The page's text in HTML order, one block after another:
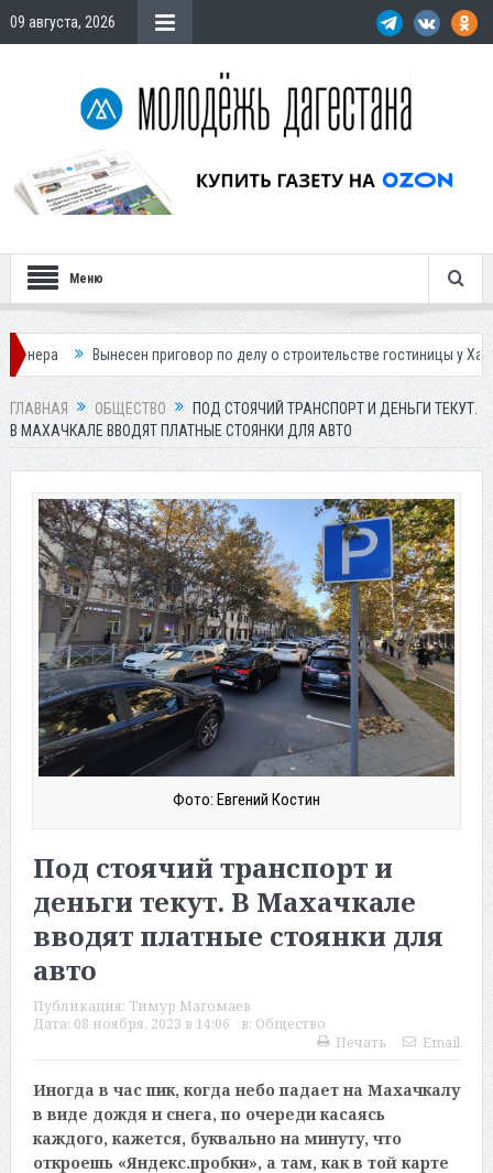
09 августа, 2026
Меню
приговор по делу о строительстве гостиницы у Ханагского водопада
ГЛАВНАЯ ОБЩЕСТВО
ПОД СТОЯЧИЙ ТРАНСПОРТ И ДЕНЬГИ ТЕКУТ.
В МАХАЧКАЛЕ ВВОДЯТ ПЛАТНЫЕ СТОЯНКИ ДЛЯ АВТО
Фото: Евгений Костин
Под стоячий транспорт и
деньги текут. В Махачкале
вводят платные стоянки для
авто
Публикация: Тимур Магомаев
Дата: 08 ноября, 2023 в 14:06 в: Общество
Печать
Email
Иногда в час пик, когда небо падает на Махачкалу
в виде дождя и снега, по очереди касаясь
каждого, кажется, буквально на минуту, что
откроешь «Яндекс.пробки», а там, как в той карте